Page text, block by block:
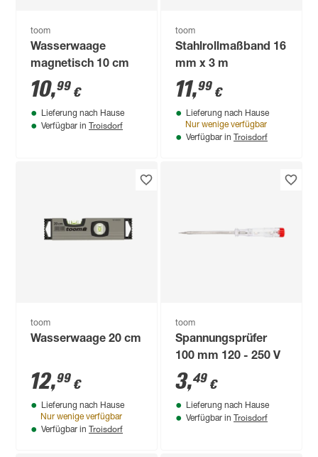
toom
Wasserwaage
magnetisch 10 cm
10,99 €
Lieferung nach Hause
Verfügbar in Troisdorf
toom
Stahlrollmaßband 16
mm x 3 m
11,99 €
Lieferung nach Hause
Nur wenige verfügbar
Verfügbar in Troisdorf
toom
Wasserwaage 20 cm
12,99 €
Lieferung nach Hause
Nur wenige verfügbar
Verfügbar in Troisdorf
toom
Spannungsprüfer
100 mm 120 - 250 V
3,49 €
Lieferung nach Hause
Verfügbar in Troisdorf